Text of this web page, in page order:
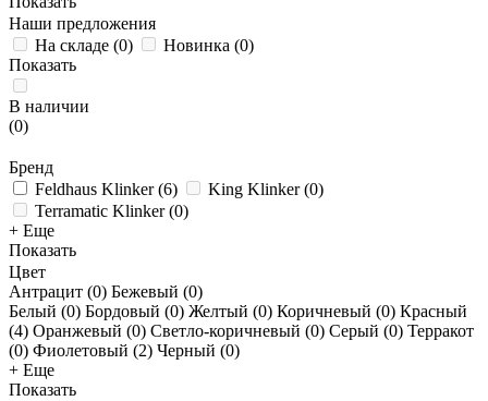
Наши предложения
На складе (0) Новинка (0)
Показать
В наличии
(0)
Бренд
Feldhaus Klinker(6) King Klinker(0)
Terramatic Klinker(0)
+ Еще
Показать
Цвет
Антрацит (0) Бежевый (0)
Белый (0) Бордовый (0) Желтый (0) Коричневый (0) Красный
(4) Оранжевый (0) Светло-коричневый (0) Серый (0) Терракот
(0) Фиолетовый (2) Черный (0)
+ Еще
Показать